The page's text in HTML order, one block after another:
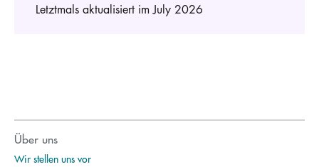
Letztmals aktualisiert im July 2026
Über uns
Wir stellen uns vor